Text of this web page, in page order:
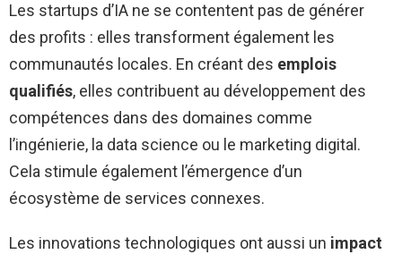
Les startups d’IA ne se contentent pas de générer
des profits : elles transforment également les
communautés locales. En créant des emplois
qualifiés, elles contribuent au développement des
compétences dans des domaines comme
l’ingénierie, la data science ou le marketing digital.
Cela stimule également l’émergence d’un
écosystème de services connexes.
Les innovations technologiques ont aussi un impact